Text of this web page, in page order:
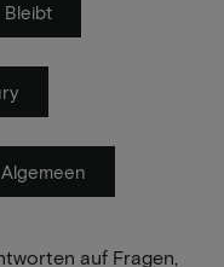
Bleibt
Algemeen
auf Fragen,